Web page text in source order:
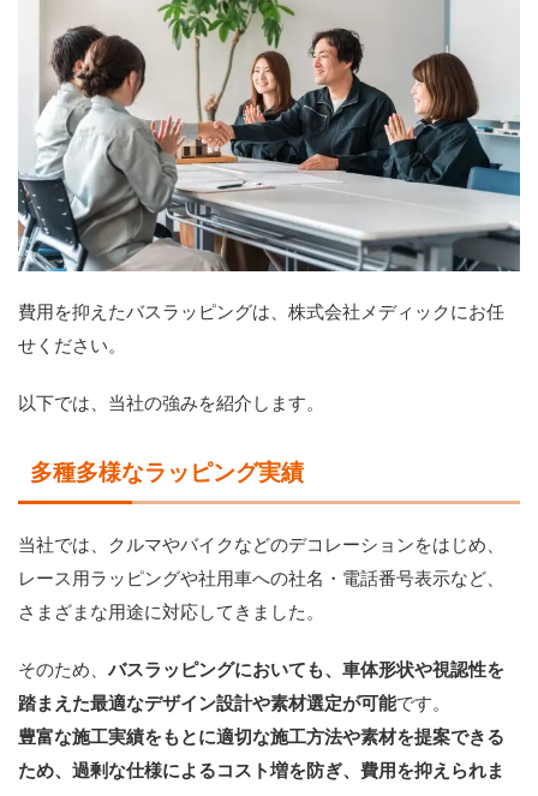
費用を抑えたバスラッピングは、株式会社メディックにお任
せください。
以下では、当社の強みを紹介します。
多種多様なラッピング実績
当社では、クルマやバイクなどのデコレーションをはじめ、
レース用ラッピングや社用車への社名・電話番号表示など、
さまざまな用途に対応してきました。
そのため、 バスラッピングにおいても、車体形状や視認性を
踏まえた最適なデザイン設計や素材選定が可能です。
豊富な施工実績をもとに適切な施工方法や素材を提案できる
ため、過剰な仕様によるコスト増を防ぎ、費用を抑えられま